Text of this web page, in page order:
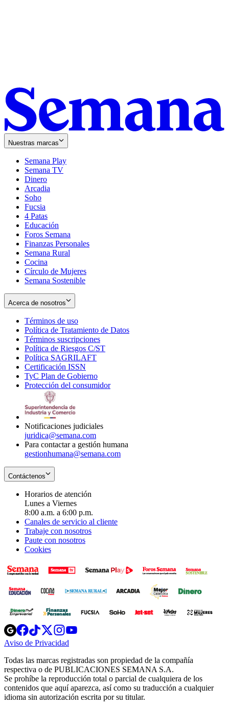
Nuestras marcas
Semana Play
Semana TV
Dinero
Arcadia
Soho
in
new
window
Fucsia
in
new
window
4 Patas
Educación
Foros Semana
Finanzas Personales
Semana Rural
Cocina
Círculo de Mujeres
Semana Sostenible
Acerca de nosotros
Términos de uso
in
new
window
Política de Tratamiento de Datos
Términos suscripciones
in
Política de Riesgos C/ST
Política SAGRILAFT
new
window
Certificación ISSN
in
new
TyC Plan de Gobierno
in
Protección del consumidorOpens
Notificaciones judiciales
juridica@semana.com
Para contactar a gestión humana
gestionhumana@semana.com
Contáctenos
Horarios de atención
Lunes a Viernes
8:00 a.m. a 6:00 p.m.
Canales de servicio al cliente
Trabaje con nosotros
Paute con nosotros
Cookies
Opens
in
new
Opens
in
new
Opens
in
new
window
Opens
new
windowwindow
Aviso de Privacidad
new
window
Todas las marcas registradas son propiedad de la compañía
respectiva o de PUBLICACIONES SEMANA S.A.
Se prohíbe la reproducción total o parcial de cualquiera de los
contenidos que aquí aparezca, así como su traducción a cualquier
idioma sin autorización escrita por su titular.